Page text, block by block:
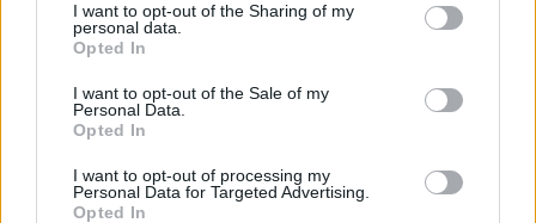
I want to opt-out of the Sharing of my
personal data.
Opted In
I want to opt-out of the Sale of my
Personal Data.
Opted In
I want to opt-out of processing my
Personal Data for Targeted Advertising.
Opted In